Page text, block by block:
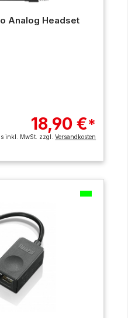
Analog Headset
18,90 €*
inkl. MwSt. zzgl.Versandkosten